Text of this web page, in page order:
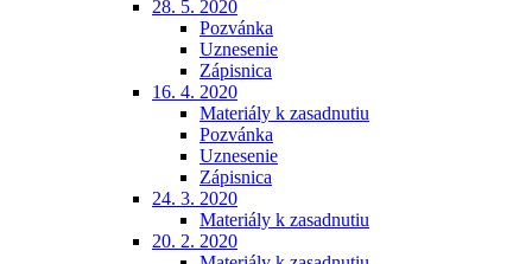
28. 5. 2020
Pozvánka
Uznesenie
Zápisnica
16. 4. 2020
Materiály k zasadnutiu
Pozvánka
Uznesenie
Zápisnica
24. 3. 2020
Materiály k zasadnutiu
20. 2. 2020